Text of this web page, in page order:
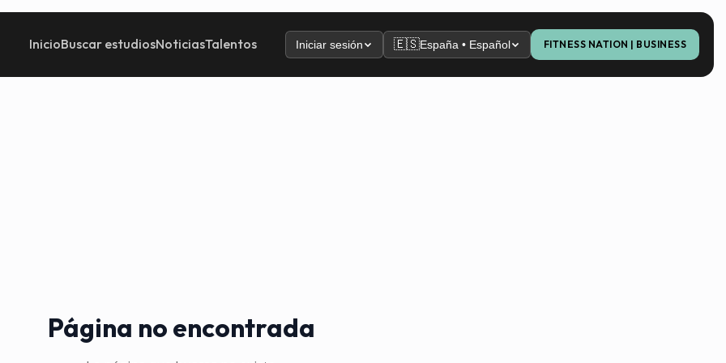
InicioBuscar estudiosNoticiasTalentos Iniciar sesión 🇪🇸España • Español FITNESS NATION | BUSINESS
Página no encontrada